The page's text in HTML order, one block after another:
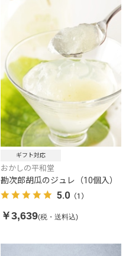
ギフト対応
おかしの平和堂
勘次郎胡瓜のジュレ（10個入）
5.0（1）
￥3,639(税・送料込)